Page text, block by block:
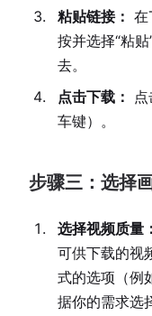
粘贴链接： 在
按并选择“粘
去。
点击下载：
车键）。
步骤三：选择
选择视频质量：
可供下载的视
式的选项（例
据你的需求选